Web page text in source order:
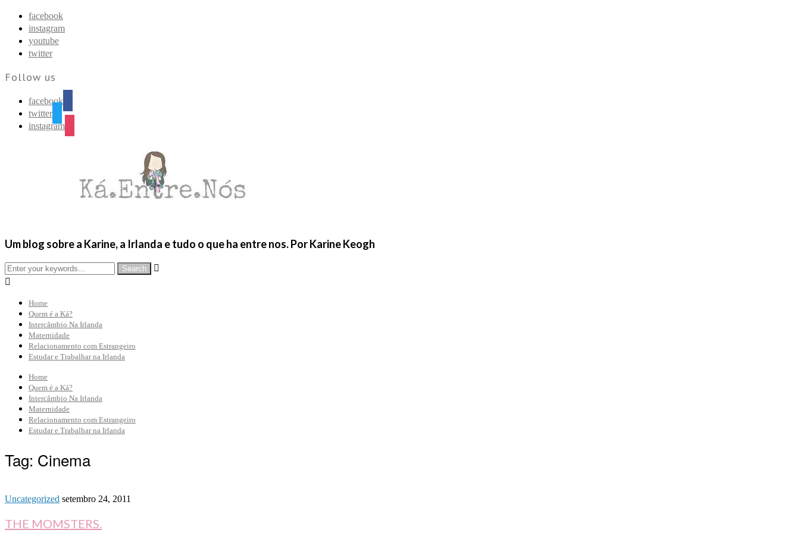
facebook
instagram
youtube
twitter
Follow us
facebook
twitter
instagram
Um blog sobre a Karine, a Irlanda e tudo o que ha entre nos. Por Karine Keogh


Home
Quem é a Ká?
Intercâmbio Na Irlanda
Maternidade
Relacionamento com Estrangeiro
Estudar e Trabalhar na Irlanda
Home
Quem é a Ká?
Intercâmbio Na Irlanda
Maternidade
Relacionamento com Estrangeiro
Estudar e Trabalhar na Irlanda
Tag: Cinema
Uncategorized setembro 24, 2011
THE MOMSTERS.